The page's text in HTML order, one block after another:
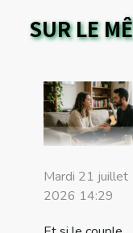
SUR LE
Mardi 21 juillet
2026 14:29